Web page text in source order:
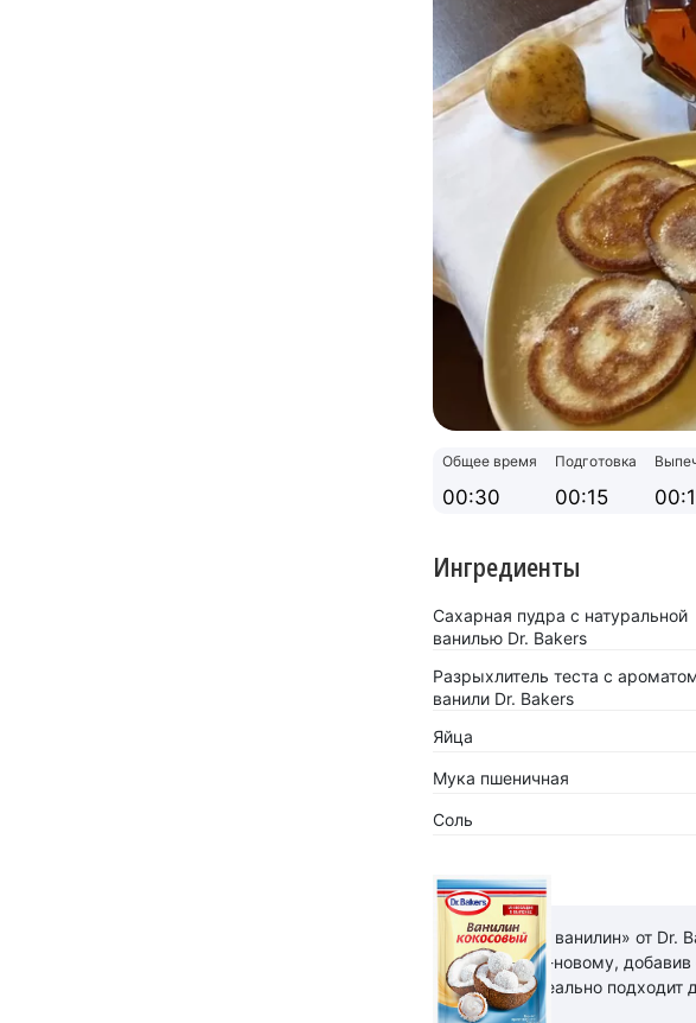
Общее время
00:30
Подготовка
00:15
Ингредиенты
Сахарная пудра с натуральной
ванилью Dr. Bakers
Разрыхлитель теста с
ванили Dr. Bakers
Яйца
Мука пшеничная
Соль
«Кокосовый ванилин» от
заиграть по-новому,
Новинка идеально подходит
напитков.